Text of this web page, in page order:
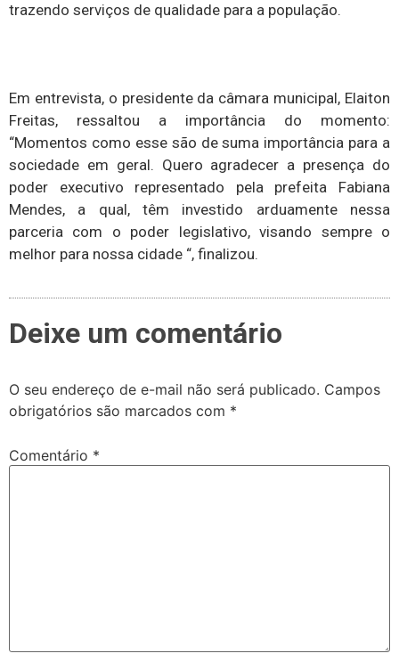
trazendo serviços de qualidade para a população.
Em entrevista, o presidente da câmara municipal, Elaiton
Freitas, ressaltou a importância do momento:
“Momentos como esse são de suma importância para a
sociedade em geral. Quero agradecer a presença do
poder executivo representado pela prefeita Fabiana
Mendes, a qual, têm investido arduamente nessa
parceria com o poder legislativo, visando sempre o
melhor para nossa cidade “, finalizou.
Deixe um comentário
O seu endereço de e-mail não será publicado. Campos
obrigatórios são marcados com *
Comentário *